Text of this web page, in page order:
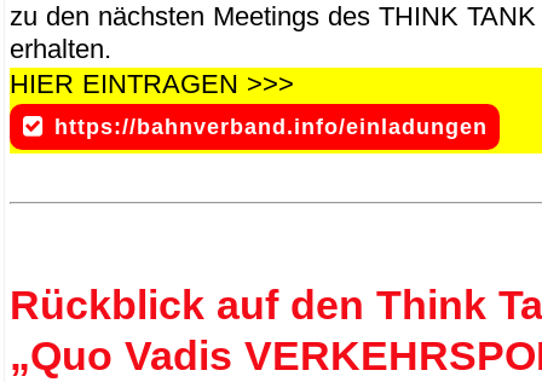
zu den nächsten Meetings des THINK
erhalten.
HIER EINTRAGEN >>>
https://bahnverband.info/einladungen
Rückblick auf den Think
„Quo Vadis